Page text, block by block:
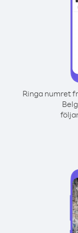
Ringa numret